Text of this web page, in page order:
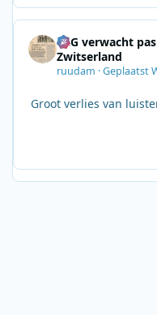
SRG verwacht
Zwitserland
ruudam ·Geplaatst
Groot verlies van